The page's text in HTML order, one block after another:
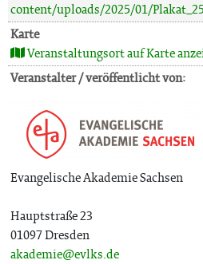
content/uploads/2025/01/
Karte
Veranstaltungsort auf Karte
Veranstalter / veröffentlicht von:
Evangelische Akademie Sachsen
Hauptstraße 23
01097 Dresden
akademie@evlks.de